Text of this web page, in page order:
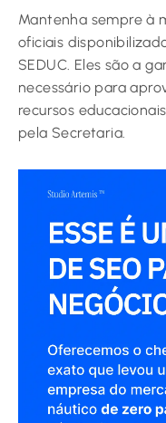
Mantenha sempre à
oficiais
SEDUC. Eles são a
necessário para
recursos
pela Secretaria.